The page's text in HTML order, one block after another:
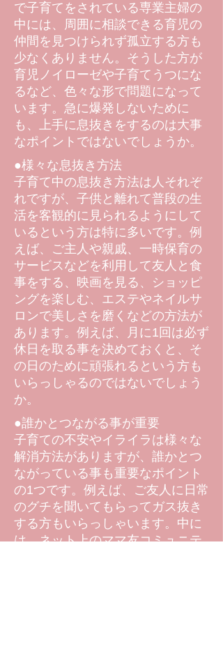
で子育てをされている専業主婦の
中には、周囲に相談できる育児の
仲間を見つけられず孤立する方も
少なくありません。そうした方が
育児ノイローゼや子育てうつにな
るなど、色々な形で問題になって
います。急に爆発しないために
も、上手に息抜きをするのは大事
なポイントではないでしょうか。
●様々な息抜き方法
子育て中の息抜き方法は人それぞ
れですが、子供と離れて普段の生
活を客観的に見られるようにして
いるという方は特に多いです。例
えば、ご主人や親戚、一時保育の
サービスなどを利用して友人と食
事をする、映画を見る、ショッピ
ングを楽しむ、エステやネイルサ
ロンで美しさを磨くなどの方法が
あります。例えば、月に1回は必ず
休日を取る事を決めておくと、そ
の日のために頑張れるという方も
いらっしゃるのではないでしょう
か。
●誰かとつながる事が重要
子育ての不安やイライラは様々な
解消方法がありますが、誰かとつ
ながっている事も重要なポイント
の1つです。例えば、ご友人に日常
のグチを聞いてもらってガス抜き
する方もいらっしゃいます。中に
は、ネット上のママ友コミュニテ